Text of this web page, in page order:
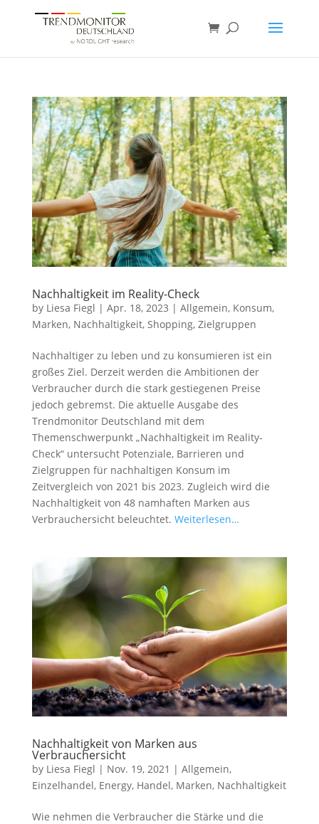
Nachhaltigkeit im Reality-Check
by Liesa Fiegl | Apr. 18, 2023 | Allgemein, Konsum,
Marken, Nachhaltigkeit, Shopping, Zielgruppen
Nachhaltiger zu leben und zu konsumieren ist ein
großes Ziel. Derzeit werden die Ambitionen der
Verbraucher durch die stark gestiegenen Preise
jedoch gebremst. Die aktuelle Ausgabe des
Trendmonitor Deutschland mit dem
Themenschwerpunkt „Nachhaltigkeit im Reality-
Check“ untersucht Potenziale, Barrieren und
Zielgruppen für nachhaltigen Konsum im
Zeitvergleich von 2021 bis 2023. Zugleich wird die
Nachhaltigkeit von 48 namhaften Marken aus
Verbrauchersicht beleuchtet. Weiterlesen…
Nachhaltigkeit von Marken aus
Verbrauchersicht
by Liesa Fiegl | Nov. 19, 2021 | Allgemein,
Einzelhandel, Energy, Handel, Marken, Nachhaltigkeit
Wie nehmen die Verbraucher die Stärke und die